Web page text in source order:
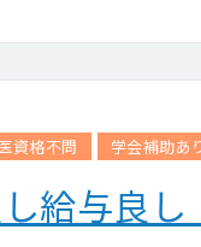
資格不問 学会補助あ
給与良し